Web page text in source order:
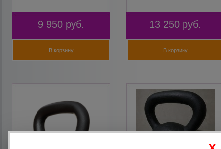
9 950 руб.
В корзину
13 250 руб.
В корзину